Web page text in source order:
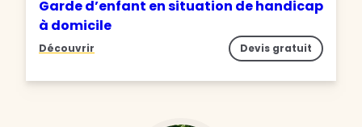
Garde d’enfant en situation de handicap
à domicile
Découvrir Devis gratuit